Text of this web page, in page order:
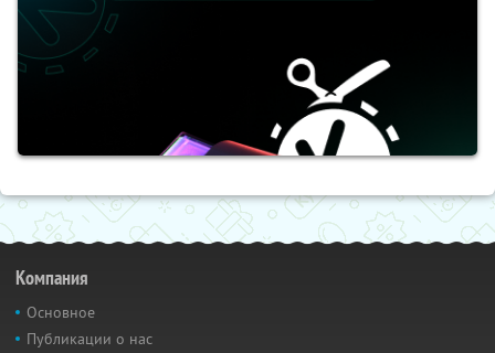
Компания
Основное
Публикации о нас